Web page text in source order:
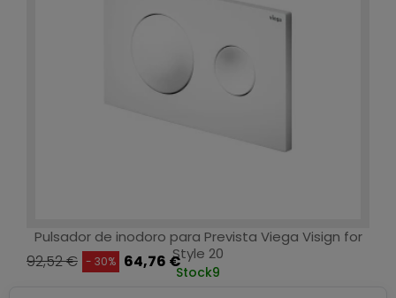
Pulsador de inodoro para Prevista Viega Visign for
Style 20
92,52 € - 30% 64,76 €
Stock9